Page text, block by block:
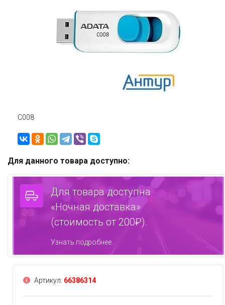
C008
Для данного товара доступно:
Для товара доступна
«Ночная доставка»
(стоимость от 200₽).
Узнать подробнее.
Артикул: 66386314